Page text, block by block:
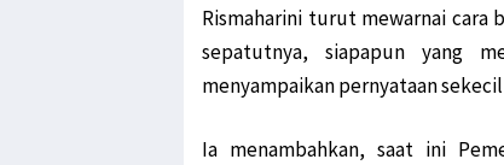
Rismaharini turut mewarnai cara
sepatutnya, siapapun yang
menyampaikan pernyataan
Ia menambahkan, saat ini